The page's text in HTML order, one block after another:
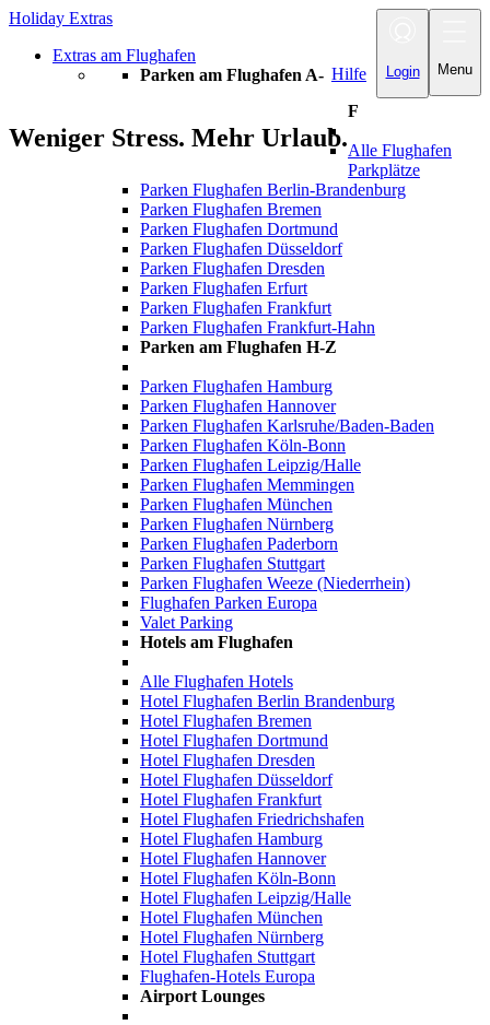
Menu
Login
Hilfe
Weniger Stress. Mehr Urlaub.
Holiday Extras
Extras am Flughafen
Parken am Flughafen A-
F
Alle Flughafen
Parkplätze
Parken Flughafen Berlin-Brandenburg
Parken Flughafen Bremen
Parken Flughafen Dortmund
Parken Flughafen Düsseldorf
Parken Flughafen Dresden
Parken Flughafen Erfurt
Parken Flughafen Frankfurt
Parken Flughafen Frankfurt-Hahn
Parken am Flughafen H-Z
Parken Flughafen Hamburg
Parken Flughafen Hannover
Parken Flughafen Karlsruhe/Baden-Baden
Parken Flughafen Köln-Bonn
Parken Flughafen Leipzig/Halle
Parken Flughafen Memmingen
Parken Flughafen München
Parken Flughafen Nürnberg
Parken Flughafen Paderborn
Parken Flughafen Stuttgart
Parken Flughafen Weeze (Niederrhein)
Flughafen Parken Europa
Valet Parking
Hotels am Flughafen
Alle Flughafen Hotels
Hotel Flughafen Berlin Brandenburg
Hotel Flughafen Bremen
Hotel Flughafen Dortmund
Hotel Flughafen Dresden
Hotel Flughafen Düsseldorf
Hotel Flughafen Frankfurt
Hotel Flughafen Friedrichshafen
Hotel Flughafen Hamburg
Hotel Flughafen Hannover
Hotel Flughafen Köln-Bonn
Hotel Flughafen Leipzig/Halle
Hotel Flughafen München
Hotel Flughafen Nürnberg
Hotel Flughafen Stuttgart
Flughafen-Hotels Europa
Airport Lounges